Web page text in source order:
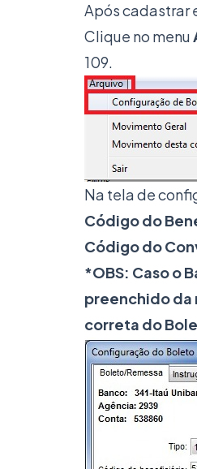
Após cadastrar
Clique no menu
109.
Na tela de
Código do
Código do
*OBS: Caso o
preenchido da
correta do